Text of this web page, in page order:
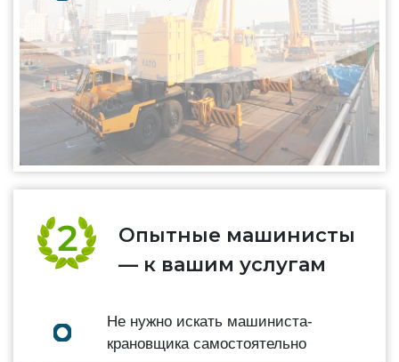
Опытные машинисты
— к вашим услугам
Не нужно искать машиниста-
крановщика самостоятельно